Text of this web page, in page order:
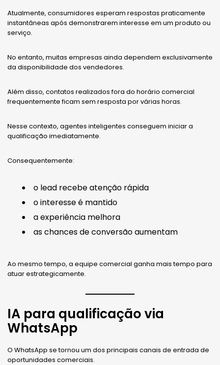
Atualmente, consumidores esperam respostas praticamente
instantâneas após demonstrarem interesse em um produto ou
serviço.
No entanto, muitas empresas ainda dependem exclusivamente
da disponibilidade dos vendedores.
Além disso, contatos realizados fora do horário comercial
frequentemente ficam sem resposta por várias horas.
Nesse contexto, agentes inteligentes conseguem iniciar a
qualificação imediatamente.
Consequentemente:
o lead recebe atenção rápida
o interesse é mantido
a experiência melhora
as chances de conversão aumentam
Ao mesmo tempo, a equipe comercial ganha mais tempo para
atuar estrategicamente.
IA para qualificação via
WhatsApp
O WhatsApp se tornou um dos principais canais de entrada de
oportunidades comerciais.